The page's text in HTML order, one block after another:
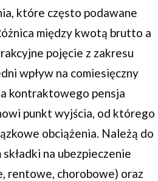
które często podawane
między kwotą brutto a
pojęcie z zakresu
wpływ na comiesięczny
kontraktowego pensja
punkt wyjścia, od którego
obciążenia. Należą do
na ubezpieczenie
rentowe, chorobowe) oraz